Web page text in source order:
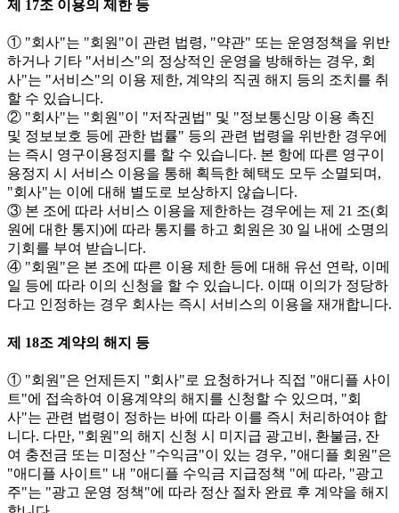
제 17조 이용의 제한 등
① "회사"는 "회원"이 관련 법령, "약관" 또는 운영정책을 위반
하거나 기타 "서비스"의 정상적인 운영을 방해하는 경우, 회
사"는 "서비스"의 이용 제한, 계약의 직권 해지 등의 조치를 취
할 수 있습니다.
② "회사"는 "회원"이 "저작권법" 및 "정보통신망 이용 촉진
및 정보보호 등에 관한 법률" 등의 관련 법령을 위반한 경우에
는 즉시 영구이용정지를 할 수 있습니다. 본 항에 따른 영구이
용정지 시 서비스 이용을 통해 획득한 혜택도 모두 소멸되며,
"회사"는 이에 대해 별도로 보상하지 않습니다.
③ 본 조에 따라 서비스 이용을 제한하는 경우에는 제 21 조(회
원에 대한 통지)에 따라 통지를 하고 회원은 30 일 내에 소명의
기회를 부여 받습니다.
④ "회원"은 본 조에 따른 이용 제한 등에 대해 유선 연락, 이메
일 등에 따라 이의 신청을 할 수 있습니다. 이때 이의가 정당하
다고 인정하는 경우 회사는 즉시 서비스의 이용을 재개합니다.
제 18조 계약의 해지 등
① "회원"은 언제든지 "회사"로 요청하거나 직접 "애디플 사이
트"에 접속하여 이용계약의 해지를 신청할 수 있으며, "회
사"는 관련 법령이 정하는 바에 따라 이를 즉시 처리하여야 합
니다. 다만, "회원"의 해지 신청 시 미지급 광고비, 환불금, 잔
여 충전금 또는 미정산 "수익금"이 있는 경우, "애디플 회원"은
"애디플 사이트" 내 "애디플 수익금 지급정책 "에 따라, "광고
주"는 "광고 운영 정책"에 따라 정산 절차 완료 후 계약을 해지